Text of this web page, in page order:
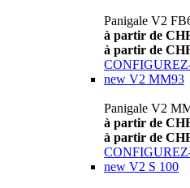
Panigale V2
à partir de
à partir de
new V2 MM93
Panigale V2
à partir de
à partir de
new V2 S 100